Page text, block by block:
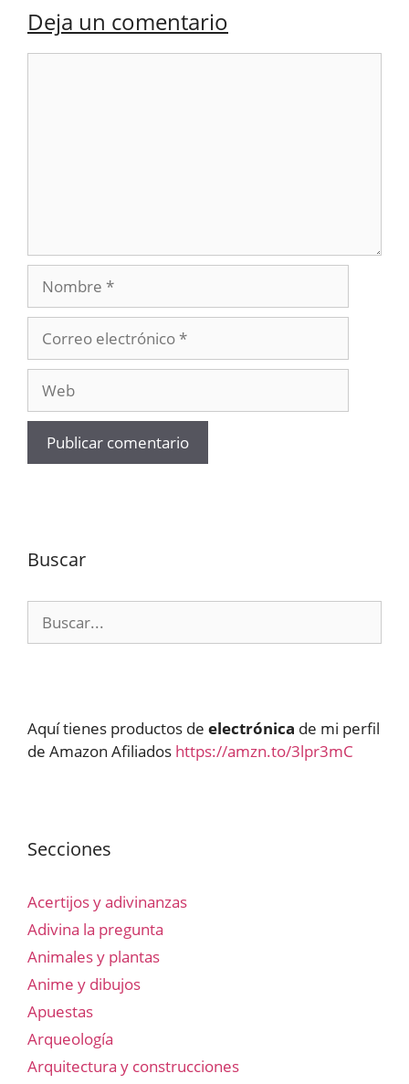
Deja un comentario
Nombre
electrónico
Buscar
Aquí tienes productos de electrónica de mi perfil
de Amazon Afiliados https://amzn.to/3lpr3mC
Secciones
Acertijos y adivinanzas
Adivina la pregunta
Animales y plantas
Anime y dibujos
Apuestas
Arqueología
Arquitectura y construcciones